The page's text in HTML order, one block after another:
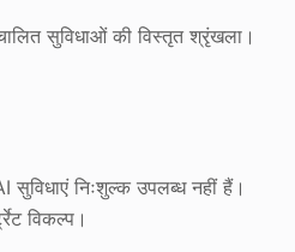
सुविधाओं की विस्तृत श्रृंखला।
सुविधाएं निःशुल्क उपलब्ध नहीं हैं।
विकल्प।